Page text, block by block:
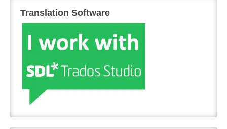
Translation Software